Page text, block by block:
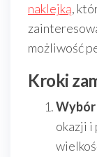
naklejką,
możliwość
Kroki
Wybór
okazji i